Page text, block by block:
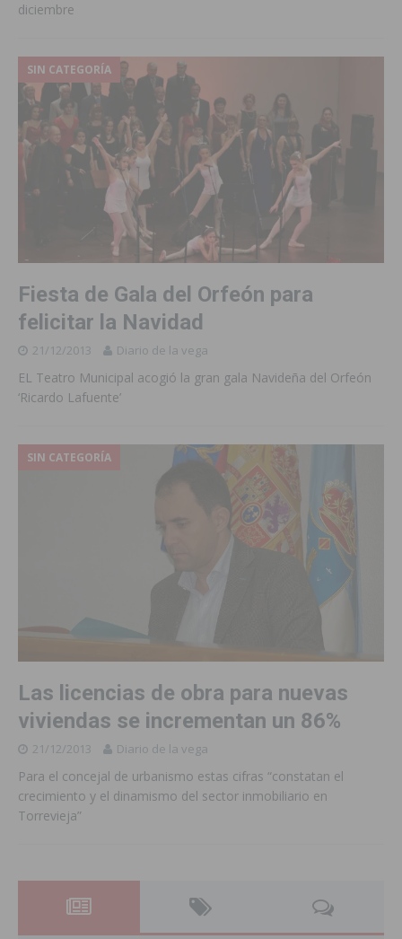
diciembre
SIN CATEGORÍA
Fiesta de Gala del Orfeón para
felicitar la Navidad
21/12/2013 Diario de la vega
EL Teatro Municipal acogió la gran gala Navideña del Orfeón
‘Ricardo Lafuente’
SIN CATEGORÍA
Las licencias de obra para nuevas
viviendas se incrementan un 86%
21/12/2013 Diario de la vega
Para el concejal de urbanismo estas cifras “constatan el
crecimiento y el dinamismo del sector inmobiliario en
Torrevieja”